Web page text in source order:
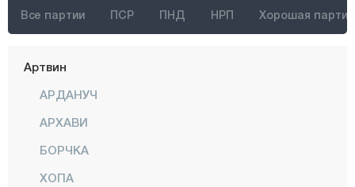
Все партии ПСР ПНД НРП Хорошая партия
Ардахан
Артвин
АРДАНУЧ
АРХАВИ
БОРЧКА
ХОПА